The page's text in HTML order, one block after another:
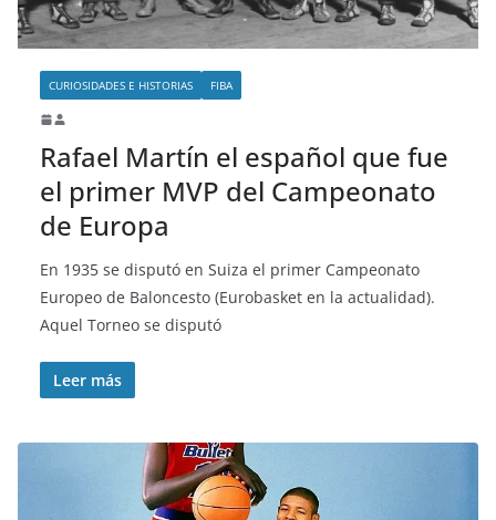
CURIOSIDADES E HISTORIAS FIBA
Rafael Martín el español que fue
el primer MVP del Campeonato
de Europa
En 1935 se disputó en Suiza el primer Campeonato
Europeo de Baloncesto (Eurobasket en la actualidad).
Aquel Torneo se disputó
Leer más